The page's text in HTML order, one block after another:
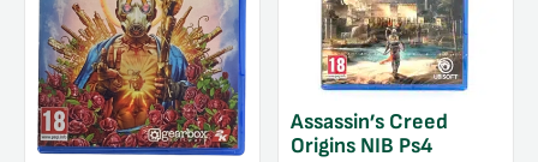
Assassin’s Creed
Origins NIB Ps4